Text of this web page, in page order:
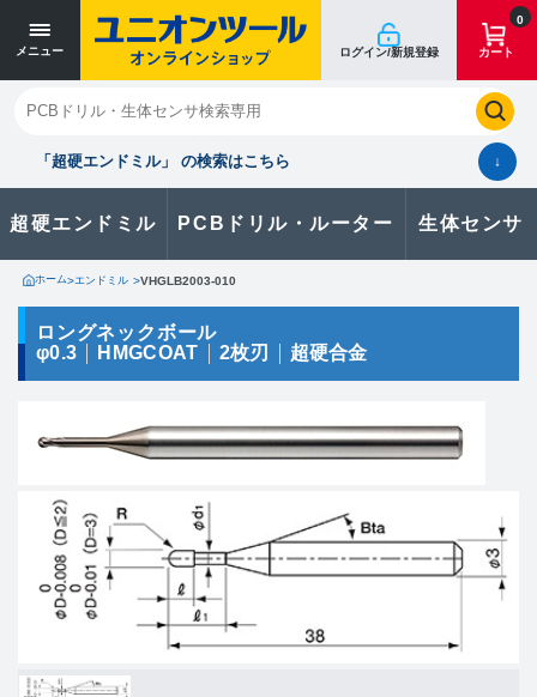
メニュー ログイン/新規登録
0
カート
「超硬エンドミル」 の検索はこちら ↓
超硬エンドミル PCBドリル・ルーター 生体センサ
閉じる
お気に入り クイックオーダー 購入履歴
製品に関するお問い合わせはこちら
カタログ一覧
ホーム>エンドミル >VHGLB2003-010
ロングネックボール
φ0.3
HMGCOAT 2枚刃 超硬合金
寸法単位 [mm]
寸法単位 [mm]